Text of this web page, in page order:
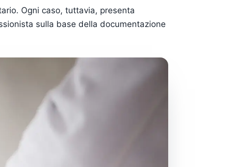
Ogni caso, tuttavia, presenta
sulla base della documentazione